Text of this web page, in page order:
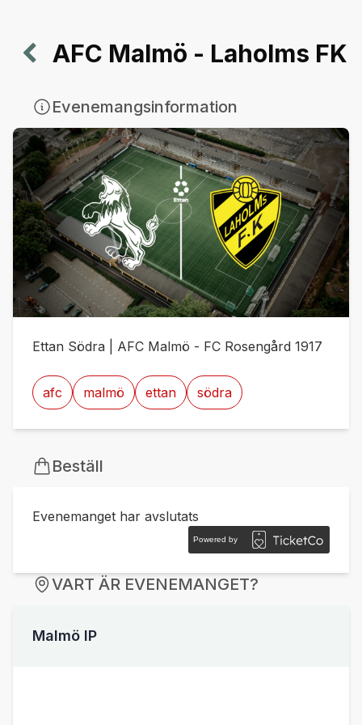
AFC Malmö - Laholms FK
Evenemangsinformation
Ettan Södra | AFC Malmö - FC Rosengård 1917
afc malmö ettan södra
Beställ
Evenemanget har avslutats
Powered by
VART ÄR EVENEMANGET?
Malmö IP